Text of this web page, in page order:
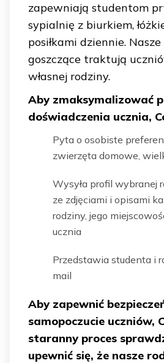
zapewniają studentom
sypialnię z biurkiem,
posiłkami dziennie.
goszczące traktują
własnej rodziny.
Aby zmaksymalizować
doświadczenia ucznia,
Pyta o osobiste
zwierzęta domowe,
Wysyła profil wybranej
ze zdjęciami i opisami
rodziny, jego
ucznia
Przedstawia studenta i
mail
Aby zapewnić
samopoczucie uczniów,
staranny proces
upewnić się, że nasze